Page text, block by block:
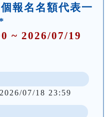
報名名額代表一
~ 2026/07/19
07/18 23:59